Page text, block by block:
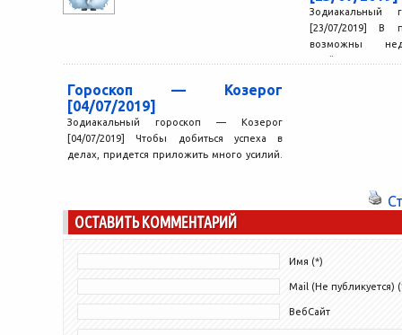
Зодиакальный
[23/07/2019] В
возможны
пройдёт
Гороскоп — Козерог
[04/07/2019]
Зодиакальный гороскоп — Козерог
[04/07/2019] Чтобы добиться успеха в
делах, придется приложить много усилий.
ОСТАВИТЬ КОММЕНТАРИЙ
Имя (*)
Mail (Не публикуется)
ВебСайт